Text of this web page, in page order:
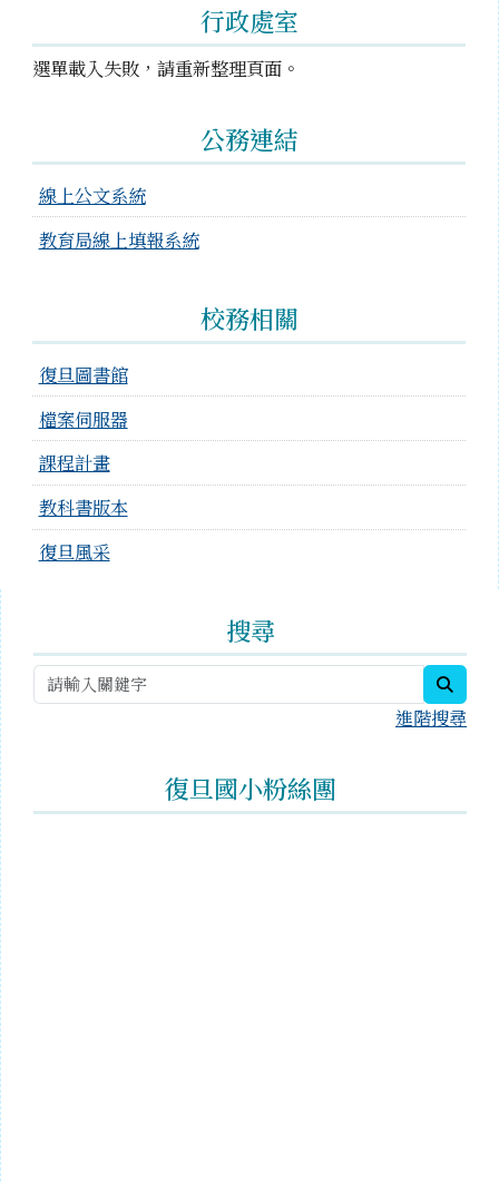
行政處室
選單載入失敗，請重新整理頁面。
公務連結
線上公文系統
教育局線上填報系統
校務相關
復旦圖書館
檔案伺服器
課程計畫
教科書版本
復旦風采
搜尋
進階搜尋
復旦國小粉絲團